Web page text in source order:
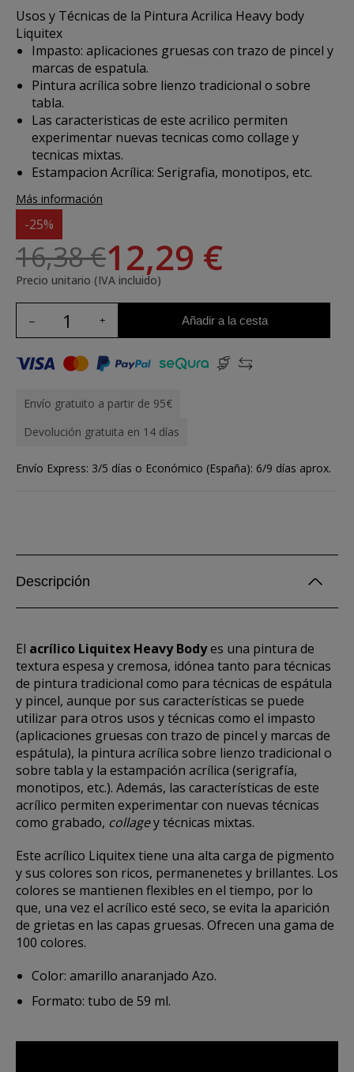
Usos y Técnicas de la Pintura Acrilica Heavy body
Liquitex
Impasto: aplicaciones gruesas con trazo de pincel y
marcas de espatula.
Pintura acrílica sobre lienzo tradicional o sobre
tabla.
Las caracteristicas de este acrilico permiten
experimentar nuevas tecnicas como collage y
tecnicas mixtas.
Estampacion Acrílica: Serigrafia, monotipos, etc.
Más información
-25%
16,38 €12,29 €
Precio unitario (IVA incluido)
Añadir a la cesta
Envío gratuito a partir de 95€
Devolución gratuita en 14 días
Envío Express: 3/5 días o Económico (España): 6/9 días aprox.
Descripción
El acrílico Liquitex Heavy Bodyes una pintura de
textura espesa y cremosa, idónea tanto para técnicas
de pintura tradicional como para técnicas de espátula
y pincel, aunque por sus características se puede
utilizar para otros usos y técnicas como el impasto
(aplicaciones gruesas con trazo de pincel y marcas de
espátula), la pintura acrílica sobre lienzo tradicional o
sobre tabla y la estampación acrílica (serigrafía,
monotipos, etc.). Además, las características de este
acrílico permiten experimentar con nuevas técnicas
como grabado, collagey técnicas mixtas.
Este acrílico Liquitex tiene una alta carga de pigmento
y sus colores son ricos, permanenetes y brillantes. Los
colores se mantienen flexibles en el tiempo, por lo
que, una vez el acrílico esté seco, se evita la aparición
de grietas en las capas gruesas. Ofrecen una gama de
100 colores.
Color: amarillo anaranjado Azo.
Formato: tubo de 59 ml.